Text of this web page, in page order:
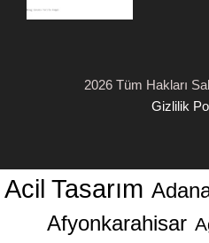
2026 Tüm Hakları
Gizlilik
Acil Tasarım
Afyonkarahisar